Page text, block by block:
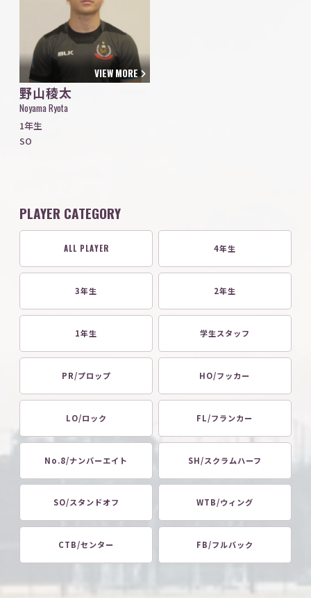
VIEW MORE
野山稜太
Noyama Ryota
1年生
SO
PLAYER CATEGORY
ALL PLAYER 4年生
3年生 2年生
1年生 学生スタッフ
PR/プロップ HO/フッカー
LO/ロック FL/フランカー
No.8/ナンバーエイト SH/スクラムハーフ
SO/スタンドオフ WTB/ウィング
CTB/センター FB/フルバック